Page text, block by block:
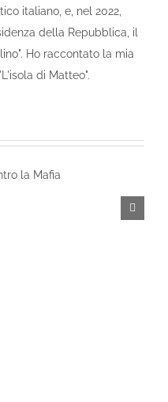
italiano, e, nel 2022,
della Repubblica, il
Ho raccontato la mia
di Matteo".